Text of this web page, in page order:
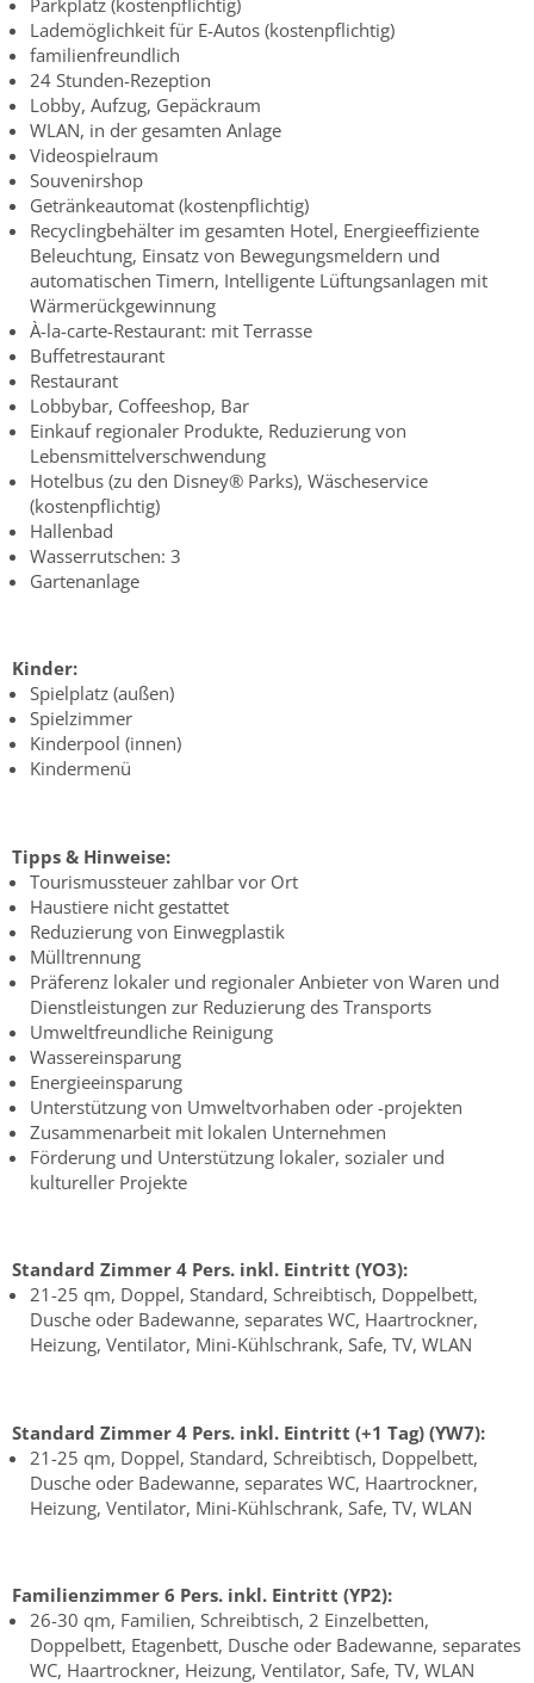
Lademöglichkeit für E-Autos (kostenpflichtig)
familienfreundlich
24 Stunden-Rezeption
Lobby, Aufzug, Gepäckraum
WLAN, in der gesamten Anlage
Videospielraum
Souvenirshop
Getränkeautomat (kostenpflichtig)
Recyclingbehälter im gesamten Hotel, Energieeffiziente
Beleuchtung, Einsatz von Bewegungsmeldern und
automatischen Timern, Intelligente Lüftungsanlagen mit
Wärmerückgewinnung
À-la-carte-Restaurant: mit Terrasse
Buffetrestaurant
Restaurant
Lobbybar, Coffeeshop, Bar
Einkauf regionaler Produkte, Reduzierung von
Lebensmittelverschwendung
Hotelbus (zu den Disney® Parks), Wäscheservice
(kostenpflichtig)
Hallenbad
Wasserrutschen: 3
Gartenanlage
Kinder:
Spielplatz (außen)
Spielzimmer
Kinderpool (innen)
Kindermenü
Tipps & Hinweise:
Tourismussteuer zahlbar vor Ort
Haustiere nicht gestattet
Reduzierung von Einwegplastik
Mülltrennung
Präferenz lokaler und regionaler Anbieter von Waren und
Dienstleistungen zur Reduzierung des Transports
Umweltfreundliche Reinigung
Wassereinsparung
Energieeinsparung
Unterstützung von Umweltvorhaben oder -projekten
Zusammenarbeit mit lokalen Unternehmen
Förderung und Unterstützung lokaler, sozialer und
kultureller Projekte
Standard Zimmer 4 Pers. inkl. Eintritt (YO3):
21-25 qm, Doppel, Standard, Schreibtisch, Doppelbett,
Dusche oder Badewanne, separates WC, Haartrockner,
Heizung, Ventilator, Mini-Kühlschrank, Safe, TV, WLAN
Standard Zimmer 4 Pers. inkl. Eintritt (+1 Tag) (YW7):
21-25 qm, Doppel, Standard, Schreibtisch, Doppelbett,
Dusche oder Badewanne, separates WC, Haartrockner,
Heizung, Ventilator, Mini-Kühlschrank, Safe, TV, WLAN
Familienzimmer 6 Pers. inkl. Eintritt (YP2):
26-30 qm, Familien, Schreibtisch, 2 Einzelbetten,
Doppelbett, Etagenbett, Dusche oder Badewanne, separates
WC, Haartrockner, Heizung, Ventilator, Safe, TV, WLAN